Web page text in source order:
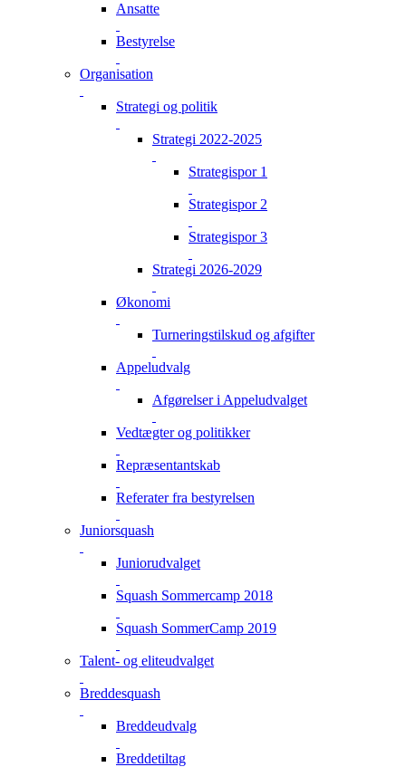
Ansatte
Bestyrelse
Organisation
Strategi og politik
Strategi 2022-2025
Strategispor 1
Strategispor 2
Strategispor 3
Strategi 2026-2029
Økonomi
Turneringstilskud og afgifter
Appeludvalg
Afgørelser i Appeludvalget
Vedtægter og politikker
Repræsentantskab
Referater fra bestyrelsen
Juniorsquash
Juniorudvalget
Squash Sommercamp 2018
Squash SommerCamp 2019
Talent- og eliteudvalget
Breddesquash
Breddeudvalg
Breddetiltag